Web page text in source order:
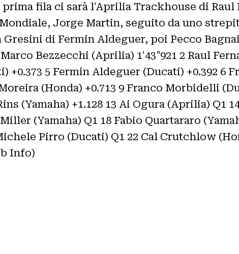
fila ci sarà l'Aprilia Trackhouse di
Jorge Martin, seguito da uno
di Fermin Aldeguer, poi Pecco
Bezzecchi (Aprilia) 1'43"921 2 Raul
+0.373 5 Fermin Aldeguer (Ducati) +0.392 6
(Honda) +0.713 9 Franco Morbidelli
(Yamaha) +1.128 13 Ai Ogura (Aprilia) Q1
(Yamaha) Q1 18 Fabio Quartararo
Pirro (Ducati) Q1 22 Cal Crutchlow
Info)